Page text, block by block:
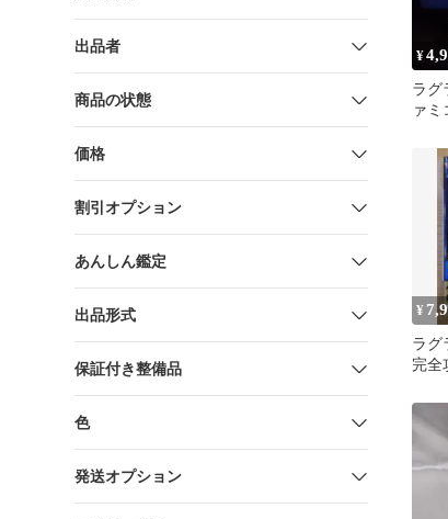
出品者
商品の状態
価格
割引オプション
あんしん鑑定
出品形式
保証付き整備品
色
発送オプション
¥
ラグ
ァミ
¥
ラグ
完全